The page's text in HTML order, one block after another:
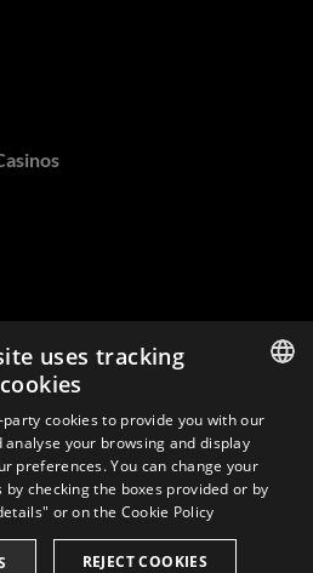
ENGLISH
SPANISH
CATALAN
FRENCH
uses tracking
cookies
cookies to provide you with our
your browsing and display
preferences. You can change your
checking the boxes provided or by
or on the Cookie Policy
REJECT COOKIES